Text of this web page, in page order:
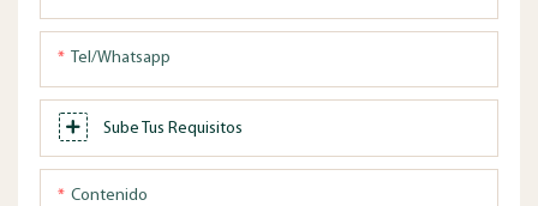
Tel/whatsapp
Sube Tus Requisitos
Contenido